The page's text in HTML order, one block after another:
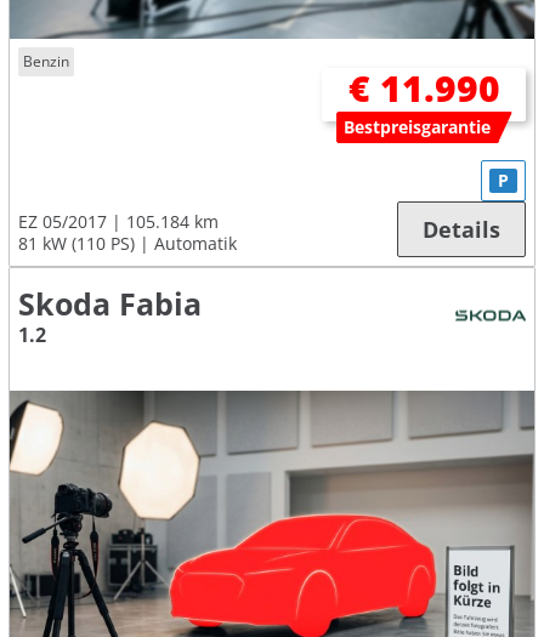
Benzin
€ 11.990
Bestpreisgarantie
EZ 05/2017
105.184 km
81 kW (110 PS)
Automatik
P
Details
Skoda Fabia
1.2